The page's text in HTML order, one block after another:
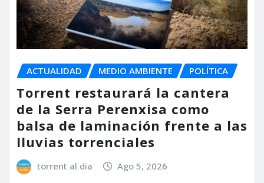
ACTUALIDAD MEDIO AMBIENTE POLÍTICA
Torrent restaurará la cantera
de la Serra Perenxisa como
balsa de laminación frente a las
lluvias torrenciales
torrent al dia Ago 5, 2026